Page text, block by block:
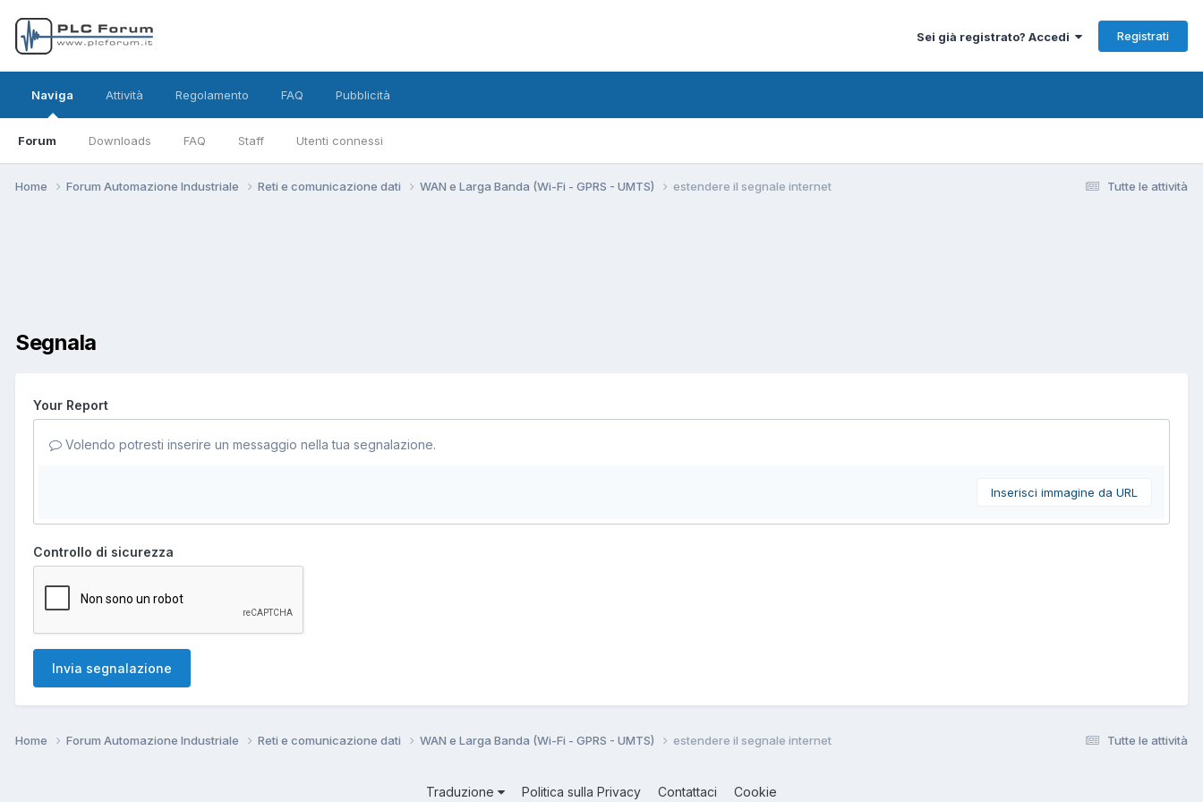
Sei già registrato? Accedi Registrati
Naviga
Forum Downloads FAQ Staff Utenti connessi
Attività Regolamento FAQ Pubblicità
Tutte le attività
Home Forum Automazione Industriale Reti e comunicazione dati WAN e Larga Banda (Wi-Fi - GPRS - UMTS) estendere il segnale internet
Segnala
Your Report
Volendo potresti inserire un messaggio nella tua segnalazione.
Inserisci immagine da URL
Controllo di sicurezza
Invia segnalazione
Tutte le attività
Home Forum Automazione Industriale Reti e comunicazione dati WAN e Larga Banda (Wi-Fi - GPRS - UMTS) estendere il segnale internet
Traduzione Politica sulla Privacy Contattaci Cookie